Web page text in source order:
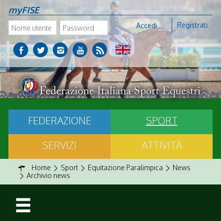
myFISE
Accedi Registrati
FEDERAZIONE
SPORT
SERVIZI
ATTIVITÀ
Home Sport Equitazione Paralimpica
News
Archivio news